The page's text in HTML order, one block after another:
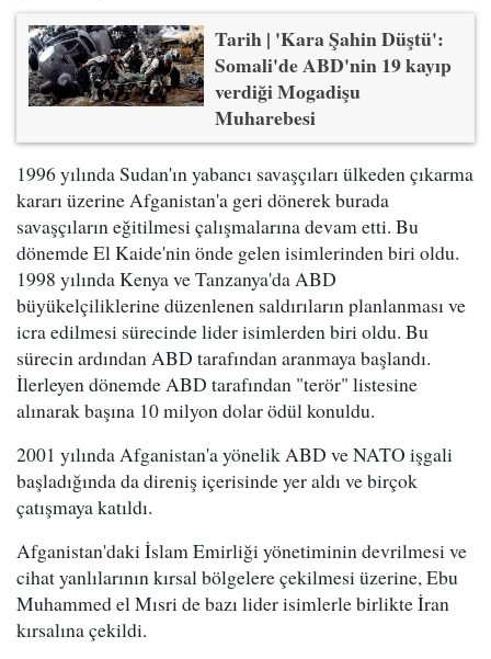
Tarih | 'Kara Şahin Düştü':
Somali'de ABD'nin 19 kayıp
verdiği Mogadişu
Muharebesi
1996 yılında Sudan'ın yabancı savaşçıları ülkeden çıkarma
kararı üzerine Afganistan'a geri dönerek burada
savaşçıların eğitilmesi çalışmalarına devam etti. Bu
dönemde El Kaide'nin önde gelen isimlerinden biri oldu.
1998 yılında Kenya ve Tanzanya'da ABD
büyükelçiliklerine düzenlenen saldırıların planlanması ve
icra edilmesi sürecinde lider isimlerden biri oldu. Bu
sürecin ardından ABD tarafından aranmaya başlandı.
İlerleyen dönemde ABD tarafından "terör" listesine
alınarak başına 10 milyon dolar ödül konuldu.
2001 yılında Afganistan'a yönelik ABD ve NATO işgali
başladığında da direniş içerisinde yer aldı ve birçok
çatışmaya katıldı.
Afganistan'daki İslam Emirliği yönetiminin devrilmesi ve
cihat yanlılarının kırsal bölgelere çekilmesi üzerine, Ebu
Muhammed el Mısri de bazı lider isimlerle birlikte İran
kırsalına çekildi.